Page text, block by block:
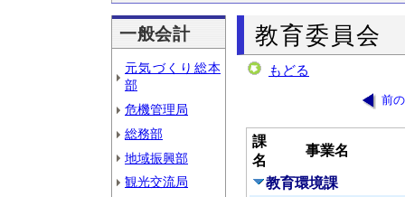
一般会計
元気づくり総本
部
危機管理局
総務部
地域振興部
観光交流局
教育委員会
もどる
前
課
名
事業名
教育環境課